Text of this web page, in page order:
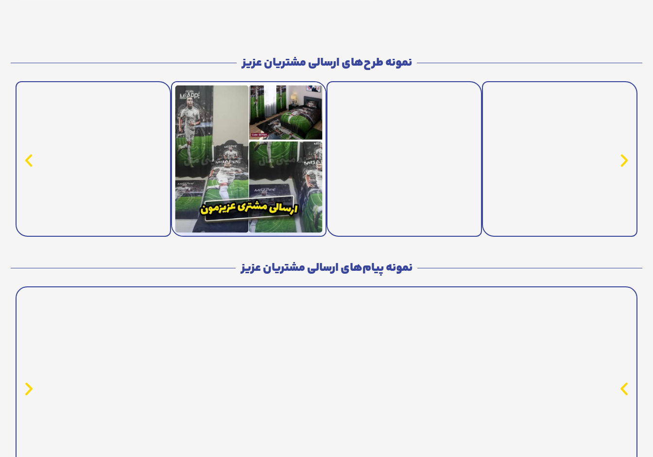
نمونه طرح‌های ارسالی مشتریان عزیز
نمونه پیام‌های ارسالی مشتریان عزیز